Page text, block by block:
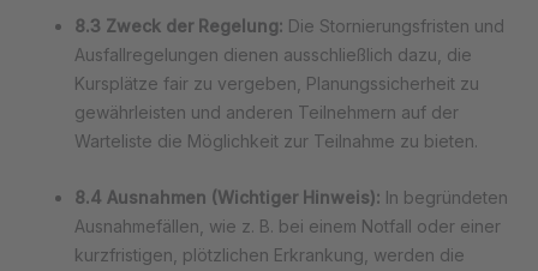
8.3 Zweck der Regelung: Die Stornierungsfristen und
Ausfallregelungen dienen ausschließlich dazu, die
Kursplätze fair zu vergeben, Planungssicherheit zu
gewährleisten und anderen Teilnehmern auf der
Warteliste die Möglichkeit zur Teilnahme zu bieten.
8.4 Ausnahmen (Wichtiger Hinweis): In begründeten
Ausnahmefällen, wie z. B. bei einem Notfall oder einer
kurzfristigen, plötzlichen Erkrankung, werden die